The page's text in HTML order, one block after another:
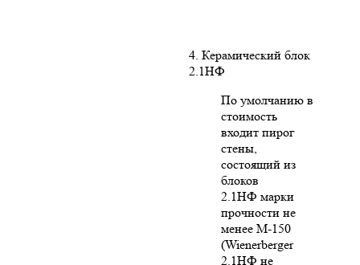
4. Керамический блок
2.1НФ
По умолчанию в
стоимость
входит пирог
стены,
состоящий из
блоков
2.1НФ марки
прочности не
менее М-150
(Wienerberger
2.1НФ не